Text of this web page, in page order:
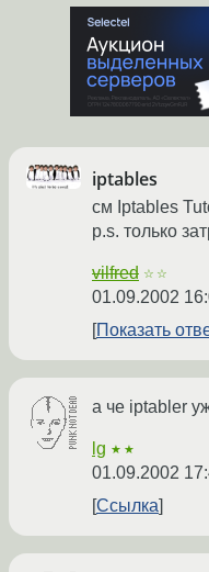
iptables
см Iptables
p.s. только
vilfred ☆☆
01.09.2002
Показать
а че iptabler
lg ★★
01.09.2002
Ссылка